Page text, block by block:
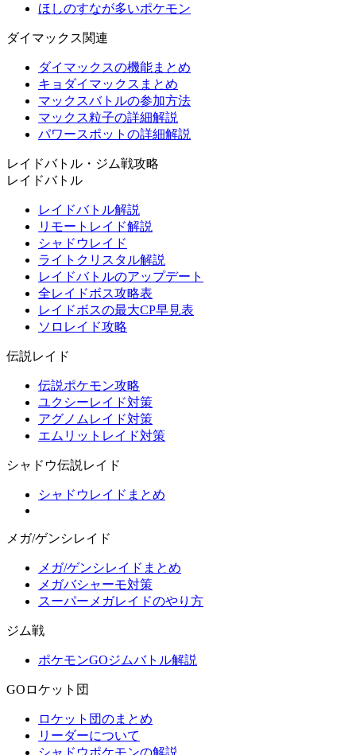
ほしのすなが多いポケモン
ダイマックス関連
ダイマックスの機能まとめ
キョダイマックスまとめ
マックスバトルの参加方法
マックス粒子の詳細解説
パワースポットの詳細解説
レイドバトル・ジム戦攻略
レイドバトル
レイドバトル解説
リモートレイド解説
シャドウレイド
ライトクリスタル解説
レイドバトルのアップデート
全レイドボス攻略表
レイドボスの最大CP早見表
ソロレイド攻略
伝説レイド
伝説ポケモン攻略
ユクシーレイド対策
アグノムレイド対策
エムリットレイド対策
シャドウ伝説レイド
シャドウレイドまとめ
メガ/ゲンシレイド
メガ/ゲンシレイドまとめ
メガバシャーモ対策
スーパーメガレイドのやり方
ジム戦
ポケモンGOジムバトル解説
GOロケット団
ロケット団のまとめ
リーダーについて
シャドウポケモンの解説